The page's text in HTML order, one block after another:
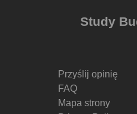
Study
Przyślij opinię
FAQ
Mapa strony